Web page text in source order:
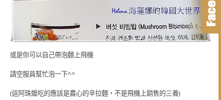
或是你可以自己帶泡麵上飛機
請空服員幫忙泡一下^^
(這阿珠嬤吃的應該是農心的辛拉麵，不是飛機上銷售的三養)